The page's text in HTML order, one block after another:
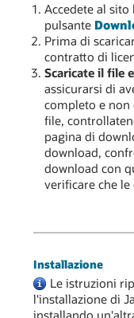
Accedete al
pulsante
Prima di
contratto di
Scaricate il file
assicurarsi di
completo e non
file,
pagina di
download,
download con
verificare che
Installazione
Le istruzioni
l'installazione di